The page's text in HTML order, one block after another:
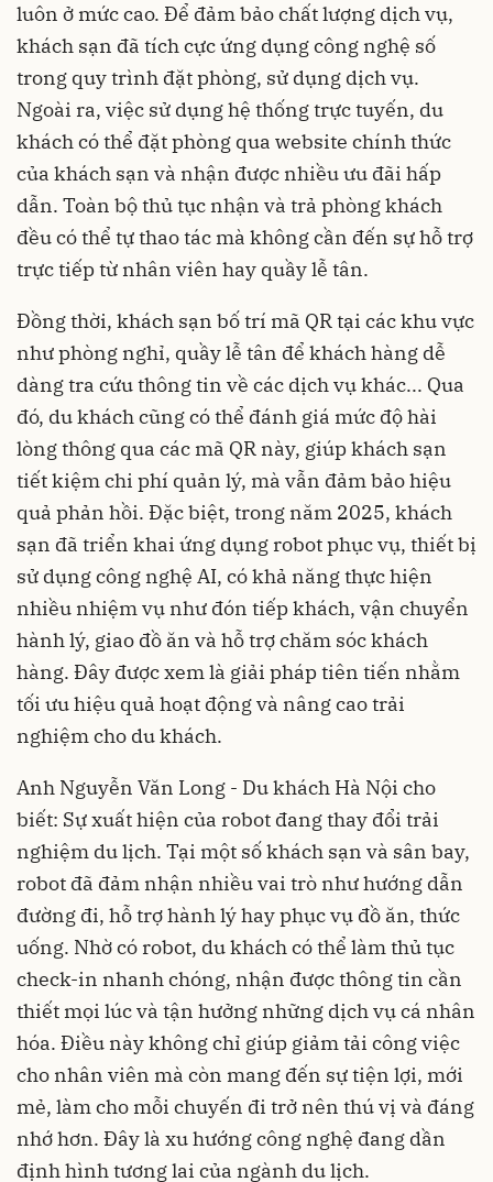
luôn ở mức cao. Để đảm bảo chất lượng dịch vụ,
khách sạn đã tích cực ứng dụng công nghệ số
trong quy trình đặt phòng, sử dụng dịch vụ.
Ngoài ra, việc sử dụng hệ thống trực tuyến, du
khách có thể đặt phòng qua website chính thức
của khách sạn và nhận được nhiều ưu đãi hấp
dẫn. Toàn bộ thủ tục nhận và trả phòng khách
đều có thể tự thao tác mà không cần đến sự hỗ trợ
trực tiếp từ nhân viên hay quầy lễ tân.
Đồng thời, khách sạn bố trí mã QR tại các khu vực
như phòng nghỉ, quầy lễ tân để khách hàng dễ
dàng tra cứu thông tin về các dịch vụ khác... Qua
đó, du khách cũng có thể đánh giá mức độ hài
lòng thông qua các mã QR này, giúp khách sạn
tiết kiệm chi phí quản lý, mà vẫn đảm bảo hiệu
quả phản hồi. Đặc biệt, trong năm 2025, khách
sạn đã triển khai ứng dụng robot phục vụ, thiết bị
sử dụng công nghệ AI, có khả năng thực hiện
nhiều nhiệm vụ như đón tiếp khách, vận chuyển
hành lý, giao đồ ăn và hỗ trợ chăm sóc khách
hàng. Đây được xem là giải pháp tiên tiến nhằm
tối ưu hiệu quả hoạt động và nâng cao trải
nghiệm cho du khách.
Anh Nguyễn Văn Long - Du khách Hà Nội cho
biết: Sự xuất hiện của robot đang thay đổi trải
nghiệm du lịch. Tại một số khách sạn và sân bay,
robot đã đảm nhận nhiều vai trò như hướng dẫn
đường đi, hỗ trợ hành lý hay phục vụ đồ ăn, thức
uống. Nhờ có robot, du khách có thể làm thủ tục
check-in nhanh chóng, nhận được thông tin cần
thiết mọi lúc và tận hưởng những dịch vụ cá nhân
hóa. Điều này không chỉ giúp giảm tải công việc
cho nhân viên mà còn mang đến sự tiện lợi, mới
mẻ, làm cho mỗi chuyến đi trở nên thú vị và đáng
nhớ hơn. Đây là xu hướng công nghệ đang dần
định hình tương lai của ngành du lịch.